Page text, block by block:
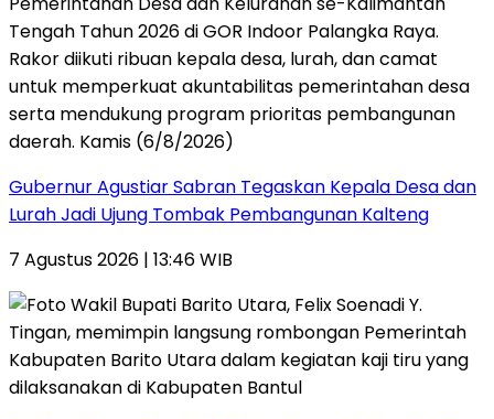
Gubernur Agustiar Sabran Tegaskan Kepala Desa dan
Lurah Jadi Ujung Tombak Pembangunan Kalteng
7 Agustus 2026 | 13:46 WIB